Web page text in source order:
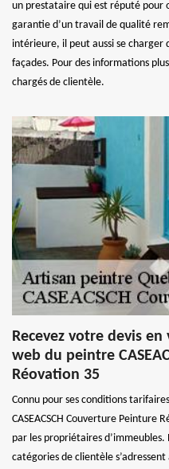
un prestataire qui est réputé pour
garantie d’un travail de qualité
intérieure, il peut aussi se charger
façades. Pour des informations
chargés de clientèle.
Recevez votre devis
web du peintre
Réovation 35
Connu pour ses conditions
CASEACSCH Couverture Peinture
par les propriétaires
catégories de clientèle